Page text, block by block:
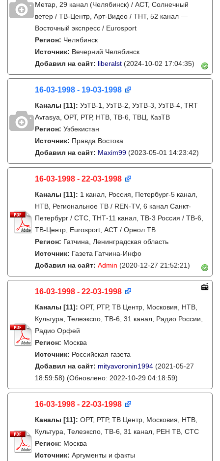
Метар, 29 канал (Челябинск) / АСТ, Солнечный
ветер / ТВ-Центр, Арт-Видео / ТНТ, 52 канал —
Восточный экспресс / Eurosport
Регион: Челябинск
Источник: Вечерний Челябинск
Добавил на сайт: liberalst (2024-10-02 17:04:35)
16-03-1998 - 19-03-1998
Каналы [11]: УзТВ-1, УзТВ-2, УзТВ-3, УзТВ-4, TRT
Avrasya, ОРТ, РТР, НТВ, ТВ-6, ТВЦ, КазТВ
Регион: Узбекистан
Источник: Правда Востока
Добавил на сайт: Maxim99 (2023-05-01 14:23:42)
16-03-1998 - 22-03-1998
Каналы [11]: 1 канал, Россия, Петербург-5 канал,
НТВ, Региональное ТВ / REN-TV, 6 канал Санкт-
Петербург / СТС, ТНТ-11 канал, ТВ-3 Россия / ТВ-6,
ТВ-Центр, Eurosport, АСТ / Ореол ТВ
Регион: Гатчина, Ленинградская область
Источник: Газета Гатчина-Инфо
Добавил на сайт: Admin (2020-12-27 21:52:21)
16-03-1998 - 22-03-1998
Каналы [11]: ОРТ, РТР, ТВ Центр, Московия, НТВ,
Культура, Телеэкспо, ТВ-6, 31 канал, Радио России,
Радио Орфей
Регион: Москва
Источник: Российская газета
Добавил на сайт: mityavoronin1994 (2021-05-27
18:59:58) (Обновлено: 2022-10-29 04:18:59)
16-03-1998 - 22-03-1998
Каналы [11]: ОРТ, РТР, ТВ Центр, Московия, НТВ,
Культура, Телеэкспо, ТВ-6, 31 канал, РЕН ТВ, СТС
Регион: Москва
Источник: Аргументы и факты